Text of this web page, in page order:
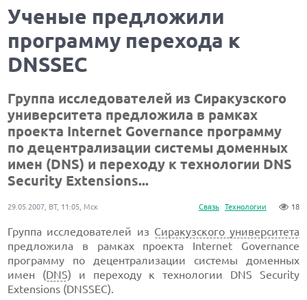
Ученые предложили
программу перехода к
DNSSEC
Группа исследователей из Сиракузского
университета предложила в рамках
проекта Internet Governance программу
по децентрализации системы доменных
имен (DNS) и переходу к технологии DNS
Security Extensions...
Связь Технологии 18
29.05.2007, ВТ, 11:05, Мск
Группа исследователей из Сиракузского университета
предложила в рамках проекта Internet Governance
программу по децентрализации системы доменных
имен (DNS) и переходу к технологии DNS Security
Extensions (DNSSEC).